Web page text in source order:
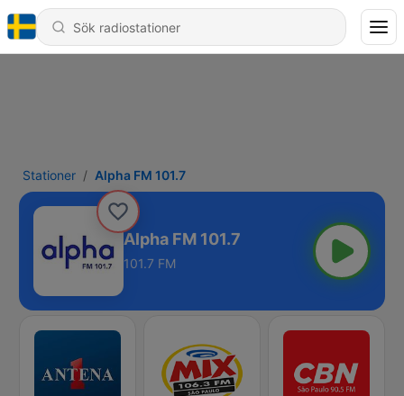
Stationer Alpha FM 101.7
Alpha FM 101.7
101.7 FM